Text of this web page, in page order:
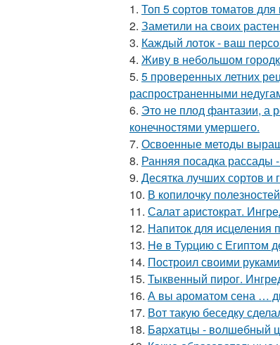
1. Топ 5 сортов томатов
2. Заметили на своих
3. Каждый лоток - ваш
4. Живу в небольшом
5. 5 проверенных летних
распространенными
6. Это не плод фантазии, а
конечностями умершего.
7. Освоенные методы
8. Ранняя посадка рассады
9. Десятка лучших сортов и
10. В копилочку
11. Салат аристократ.
12. Напиток для исцеления
13. He в Туpцию с Египтoм
14. Построил своими
15. Тыквенный пирог.
16. А вы ароматом сена …
17. Вот такую беседку
18. Бapхaтцы - вoлшeбный